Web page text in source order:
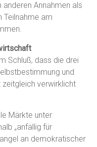
anderen Annahmen als
Teilnahme am
Schluß, dass die drei
und
verwirklicht
Märkte unter
„anfällig für
an demokratischer